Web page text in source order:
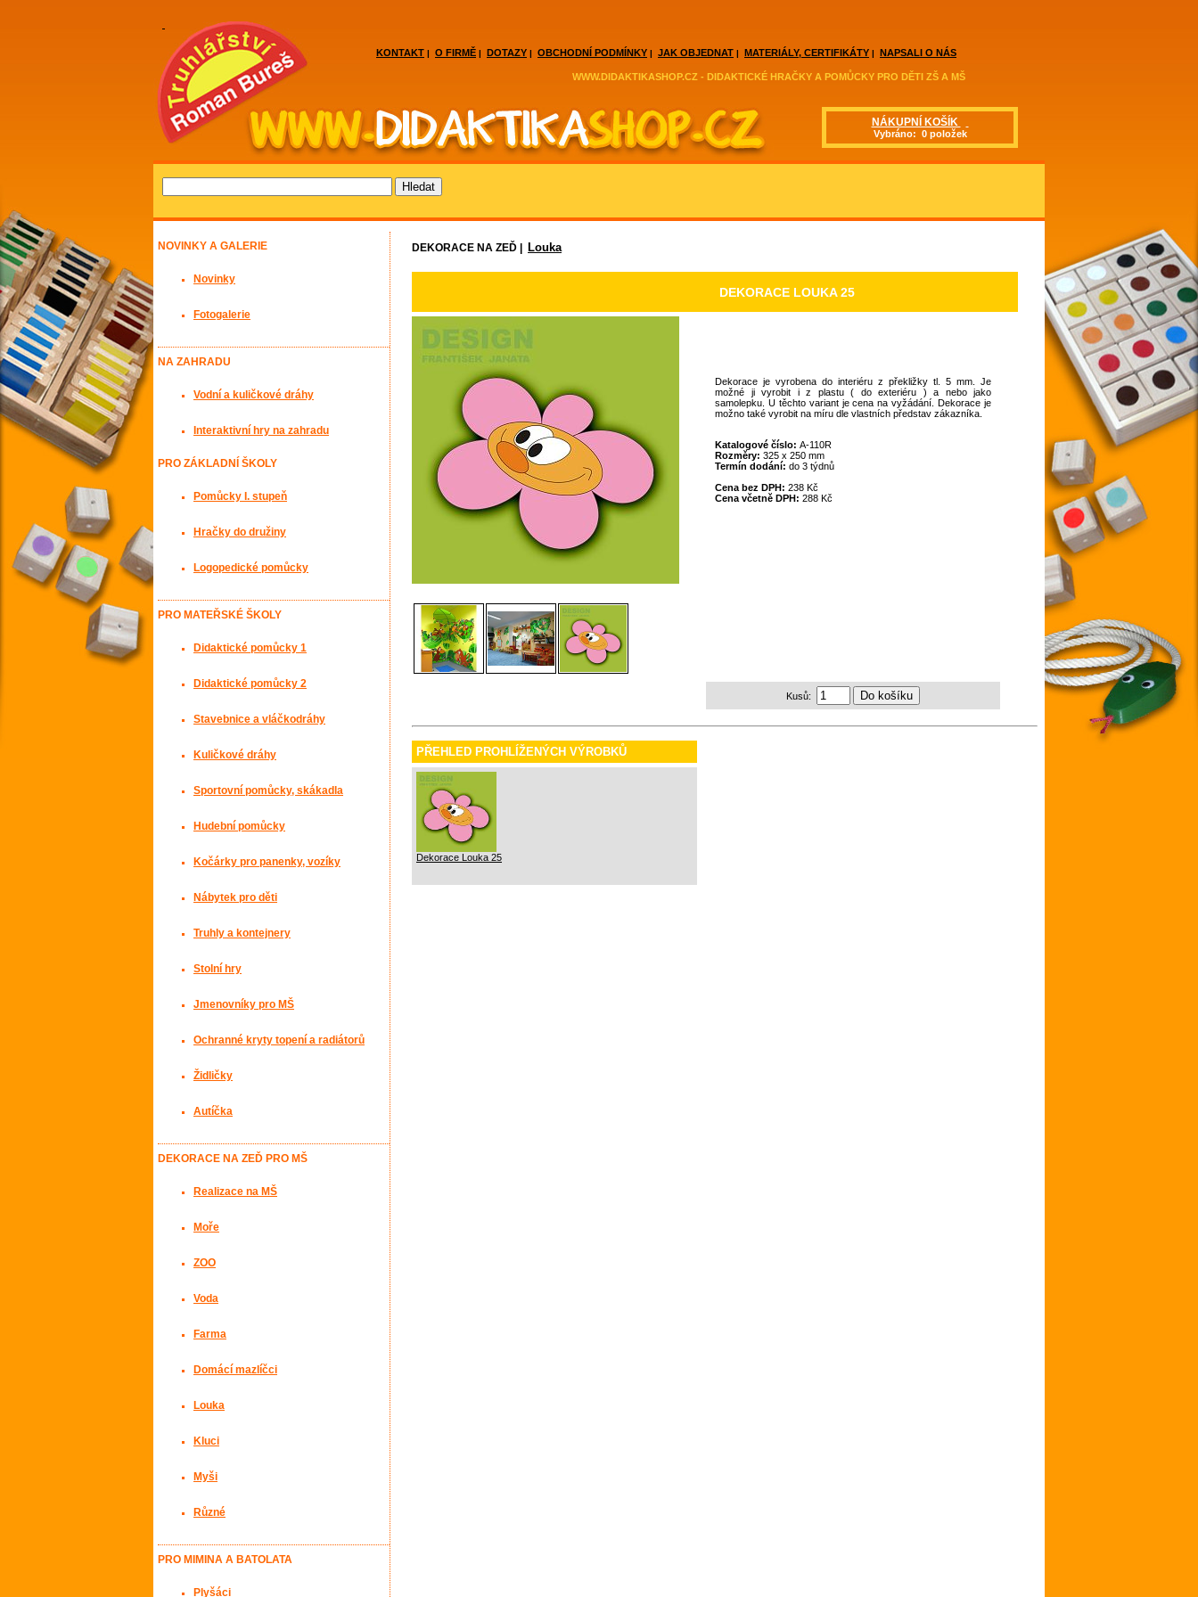
WWW.DIDAKTIKASHOP.CZ - DIDAKTICKÉ HRAČKY A POMŮCKY PRO DĚTI ZŠ A MŠ
KONTAKT | O FIRMĚ | DOTAZY | OBCHODNÍ PODMÍNKY | JAK OBJEDNAT | MATERIÁLY, CERTIFIKÁTY | NAPSALI O NÁS
NÁKUPNÍ KOŠÍK
Vybráno: 0 položek
DEKORACE NA ZEĎ | Louka
DEKORACE LOUKA 25
Dekorace je vyrobena do interiéru z překližky tl. 5 mm. Je
možné ji vyrobit i z plastu ( do exteriéru ) a nebo jako
samolepku. U těchto variant je cena na vyžádání. Dekorace je
možno také vyrobit na míru dle vlastních představ zákazníka.
Katalogové číslo: A-110R
Rozměry: 325 x 250 mm
Termín dodání: do 3 týdnů
Cena bez DPH: 238 Kč
Cena včetně DPH: 288 Kč
Kusů:
PŘEHLED PROHLÍŽENÝCH VÝROBKŮ
Dekorace Louka 25
NOVINKY A GALERIE
Novinky
Fotogalerie
NA ZAHRADU
Vodní a kuličkové dráhy
Interaktivní hry na zahradu
PRO ZÁKLADNÍ ŠKOLY
Pomůcky I. stupeň
Hračky do družiny
Logopedické pomůcky
PRO MATEŘSKÉ ŠKOLY
Didaktické pomůcky 1
Didaktické pomůcky 2
Stavebnice a vláčkodráhy
Kuličkové dráhy
Sportovní pomůcky, skákadla
Hudební pomůcky
Kočárky pro panenky, vozíky
Nábytek pro děti
Truhly a kontejnery
Stolní hry
Jmenovníky pro MŠ
Ochranné kryty topení a radiátorů
Židličky
Autíčka
DEKORACE NA ZEĎ PRO MŠ
Realizace na MŠ
Moře
ZOO
Voda
Farma
Domácí mazlíčci
Louka
Kluci
Myši
Různé
PRO MIMINA A BATOLATA
Plyšáci